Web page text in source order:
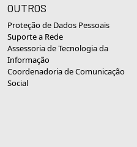
OUTROS
Proteção de Dados Pessoais
Suporte a Rede
Assessoria de Tecnologia da
Informação
Coordenadoria de Comunicação
Social